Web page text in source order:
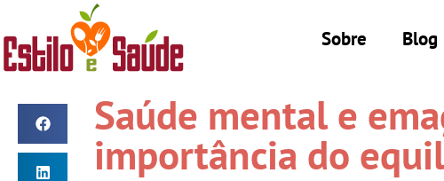
Sobre Blog
Saúde mental e
importância do